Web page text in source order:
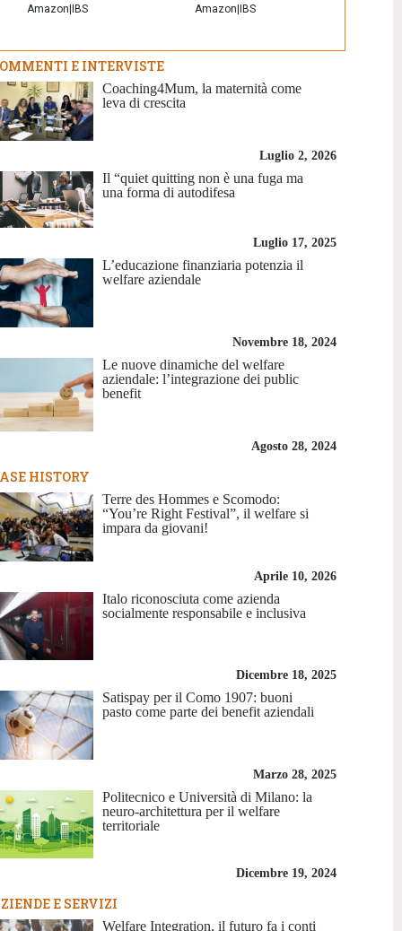
Amazon IBS Amazon IBS
E INTERVISTE
Coaching4Mum, la maternità come
leva di crescita
Luglio 2, 2026
Il “quiet quitting non è una fuga ma
una forma di autodifesa
Luglio 17, 2025
L’educazione finanziaria potenzia il
welfare aziendale
Novembre 18, 2024
Le nuove dinamiche del welfare
aziendale: l’integrazione dei public
benefit
Agosto 28, 2024
HISTORY
Terre des Hommes e Scomodo:
“You’re Right Festival”, il welfare si
impara da giovani!
Aprile 10, 2026
Italo riconosciuta come azienda
socialmente responsabile e inclusiva
Dicembre 18, 2025
Satispay per il Como 1907: buoni
pasto come parte dei benefit aziendali
Marzo 28, 2025
Politecnico e Università di Milano: la
neuro-architettura per il welfare
territoriale
Dicembre 19, 2024
E SERVIZI
Welfare Integration, il futuro fa i conti